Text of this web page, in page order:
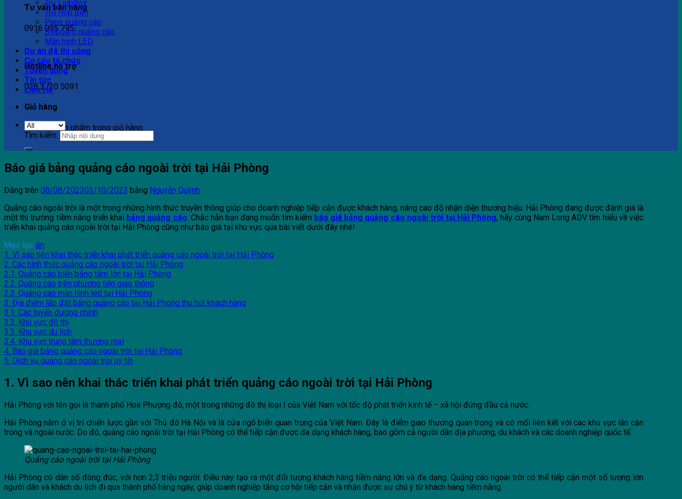
Tư vấn bán hàng
0916 095 795
Hotline hỗ trợ
028 3720 5091
Giỏ hàng
Chưa có sản phẩm trong giỏ hàng.
Trụ LighBox
Trụ Hộp đèn
Pano quảng cáo
Billboard quảng cáo
Màn hình LED
Dự án đã thi công
Cơ cấu tổ chức
Tuyển dụng
Tin tức
Liên Hệ
Tìm kiếm:
Báo giá bảng quảng cáo ngoài trời tại Hải Phòng
Đăng trên 08/08/202303/10/2023 bằng Nguyễn Quỳnh
Quảng cáo ngoài trời là một trong những hình thức truyền thông giúp cho doanh nghiệp tiếp cận được khách hàng, nâng cao độ nhận diện thương hiệu. Hải Phòng đang được đánh giá là
một thị trường tiềm năng triển khai bảng quảng cáo. Chắc hẳn bạn đang muốn tìm kiếm báo giá bảng quảng cáo ngoài trời tại Hải Phòng, hãy cùng Nam Long ADV tìm hiểu về việc
triển khai quảng cáo ngoài trời tại Hải Phòng cũng như báo giá tại khu vực qua bài viết dưới đây nhé!
Mục lục ẩn
1. Vì sao nên khai thác triển khai phát triển quảng cáo ngoài trời tại Hải Phòng
2. Các hình thức quảng cáo ngoài trời tại Hải Phòng
2.1. Quảng cáo biển bảng tấm lớn tại Hải Phòng
2.2. Quảng cáo trên phương tiện giao thông
2.3. Quảng cáo màn hình led tại Hải Phòng
3. Địa điểm lắp đặt bảng quảng cáo tại Hải Phòng thu hút khách hàng
3.1. Các tuyến đường chính
3.2. Khu vực đô thị
3.3. Khu vực du lịch
3.4. Khu vực trung tâm thương mại
4. Báo giá bảng quảng cáo ngoài trời tại Hải Phòng
5. Dịch vụ quảng cáo ngoài trời uy tín
1. Vì sao nên khai thác triển khai phát triển quảng cáo ngoài trời tại Hải Phòng
Hải Phòng với tên gọi là thành phố Hoa Phượng đỏ, một trong những đô thị loại I của Việt Nam với tốc độ phát triển kinh tế – xã hội đứng đầu cả nước.
Hải Phòng nằm ở vị trí chiến lược gần với Thủ đô Hà Nội và là cửa ngõ biển quan trọng của Việt Nam. Đây là điểm giao thương quan trọng và có mối liên kết với các khu vực lân cận
trong và ngoài nước. Do đó, quảng cáo ngoài trời tại Hải Phòng có thể tiếp cận được đa dạng khách hàng, bao gồm cả người dân địa phương, du khách và các doanh nghiệp quốc tế.
Quảng cáo ngoài trời tại Hải Phòng
Hải Phòng có dân số đông đúc, với hơn 2,3 triệu người. Điều này tạo ra một đối tượng khách hàng tiềm năng lớn và đa dạng. Quảng cáo ngoài trời có thể tiếp cận một số lượng lớn
người dân và khách du lịch đi qua thành phố hàng ngày, giúp doanh nghiệp tăng cơ hội tiếp cận và nhận được sự chú ý từ khách hàng tiềm năng.